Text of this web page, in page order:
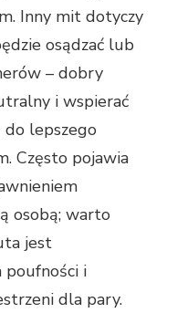
Inny mit dotyczy
osądzać lub
– dobry
i wspierać
lepszego
Często pojawia
osobą; warto
jest
poufności i
dla pary.